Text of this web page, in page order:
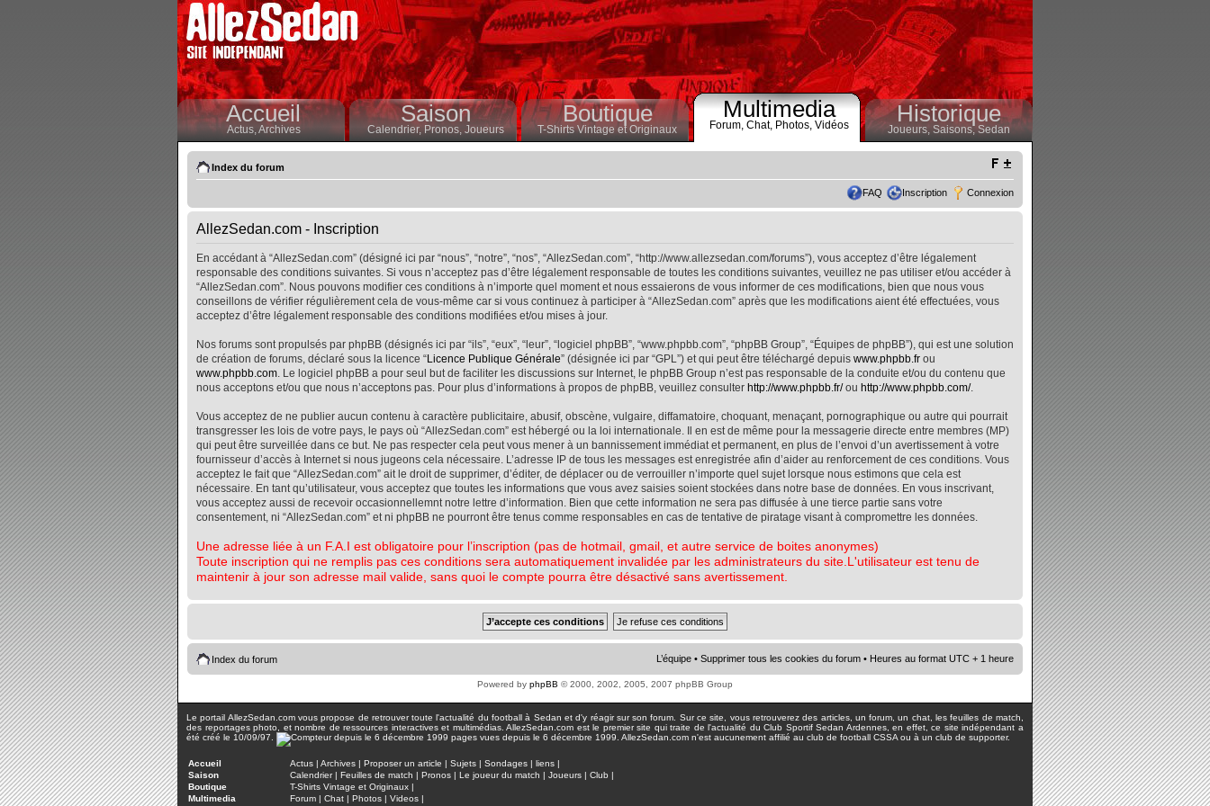
Accueil
Actus,Archives
Saison
Calendrier,Pronos, Joueurs
Boutique
T-Shirts Vintage et Originaux
Multimedia
Forum, Chat, Photos, Vidéos Historique
Joueurs, Saisons,Sedan
Index du forum
FAQ Inscription Connexion
AllezSedan.com - Inscription
En accédant à “AllezSedan.com” (désigné ici par “nous”, “notre”, “nos”, “AllezSedan.com”, “http://www.allezsedan.com/forums”), vous acceptez d’être légalement
responsable des conditions suivantes. Si vous n’acceptez pas d’être légalement responsable de toutes les conditions suivantes, veuillez ne pas utiliser et/ou accéder à
“AllezSedan.com”. Nous pouvons modifier ces conditions à n’importe quel moment et nous essaierons de vous informer de ces modifications, bien que nous vous
conseillons de vérifier régulièrement cela de vous-même car si vous continuez à participer à “AllezSedan.com” après que les modifications aient été effectuées, vous
acceptez d’être légalement responsable des conditions modifiées et/ou mises à jour.
Nos forums sont propulsés par phpBB (désignés ici par “ils”, “eux”, “leur”, “logiciel phpBB”, “www.phpbb.com”, “phpBB Group”, “Équipes de phpBB”), qui est une solution
de création de forums, déclaré sous la licence “Licence Publique Générale” (désignée ici par “GPL”) et qui peut être téléchargé depuis www.phpbb.fr ou
www.phpbb.com. Le logiciel phpBB a pour seul but de faciliter les discussions sur Internet, le phpBB Group n’est pas responsable de la conduite et/ou du contenu que
nous acceptons et/ou que nous n’acceptons pas. Pour plus d’informations à propos de phpBB, veuillez consulter http://www.phpbb.fr/ou http://www.phpbb.com/.
Vous acceptez de ne publier aucun contenu à caractère publicitaire, abusif, obscène, vulgaire, diffamatoire, choquant, menaçant, pornographique ou autre qui pourrait
transgresser les lois de votre pays, le pays où “AllezSedan.com” est hébergé ou la loi internationale. Il en est de même pour la messagerie directe entre membres (MP)
qui peut être surveillée dans ce but. Ne pas respecter cela peut vous mener à un bannissement immédiat et permanent, en plus de l’envoi d’un avertissement à votre
fournisseur d’accès à Internet si nous jugeons cela nécessaire. L’adresse IP de tous les messages est enregistrée afin d’aider au renforcement de ces conditions. Vous
acceptez le fait que “AllezSedan.com” ait le droit de supprimer, d’éditer, de déplacer ou de verrouiller n’importe quel sujet lorsque nous estimons que cela est
nécessaire. En tant qu’utilisateur, vous acceptez que toutes les informations que vous avez saisies soient stockées dans notre base de données. En vous inscrivant,
vous acceptez aussi de recevoir occasionnellemnt notre lettre d’information. Bien que cette information ne sera pas diffusée à une tierce partie sans votre
consentement, ni “AllezSedan.com” et ni phpBB ne pourront être tenus comme responsables en cas de tentative de piratage visant à compromettre les données.
Une adresse liée à un F.A.I est obligatoire pour l’inscription (pas de hotmail, gmail, et autre service de boites anonymes)
Toute inscription qui ne remplis pas ces conditions sera automatiquement invalidée par les administrateurs du site.L'utilisateur est tenu de
maintenir à jour son adresse mail valide, sans quoi le compte pourra être désactivé sans avertissement.
Index du forum L’équipe • Supprimer tous les cookies du forum • Heures au format UTC + 1 heure
Powered by phpBB © 2000, 2002, 2005, 2007 phpBB Group
Le portail AllezSedan.com vous propose de retrouver toute l'actualité du football à Sedan et d'y réagir sur son forum. Sur ce site, vous retrouverez des articles, un forum, un chat, les feuilles de match,
des reportages photo, et nombre de ressources interactives et multimédias. AllezSedan.com est le premier site qui traite de l'actualité du Club Sportif Sedan Ardennes, en effet, ce site indépendant a
été créé le 10/09/97.
pages vues depuis le 6 décembre 1999. AllezSedan.com n'est aucunement affilié au club de football CSSA ou à un club de supporter.
Accueil Actus | Archives | Proposer un article | Sujets | Sondages | liens |
Saison
Calendrier| Feuilles de match | Pronos | Le joueur du match | Joueurs | Club |
Boutique
T-Shirts Vintage et Originaux |
Multimedia
Forum | Chat | Photos | Videos |